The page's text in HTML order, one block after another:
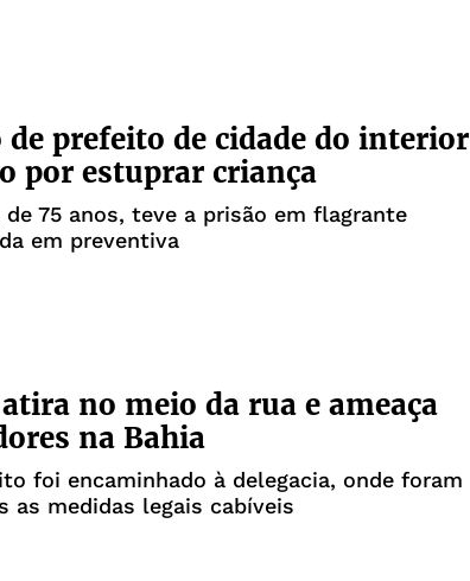
prefeito de cidade do interior
por estuprar criança
de 75 anos, teve a prisão em flagrante
em preventiva
no meio da rua e ameaça
na Bahia
foi encaminhado à delegacia, onde foram
as medidas legais cabíveis